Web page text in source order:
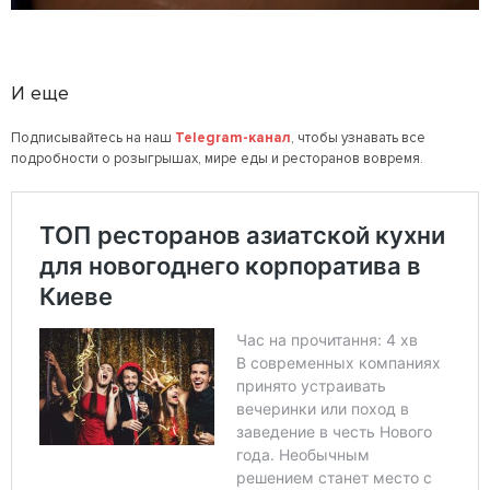
И еще
Подписывайтесь на наш Telegram-канал, чтобы узнавать все
подробности о розыгрышах, мире еды и ресторанов вовремя.